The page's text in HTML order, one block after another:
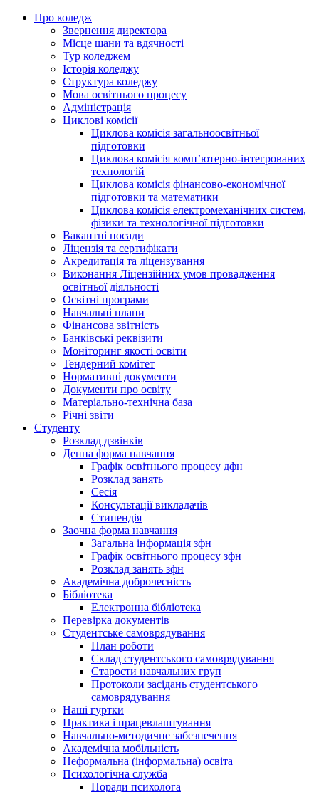
Про коледж
Звернення директора
Місце шани та вдячності
Тур коледжем
Історія коледжу
Структура коледжу
Мова освітнього процесу
Адміністрація
Циклові комісії
Циклова комісія загальноосвітньої
підготовки
Циклова комісія комп’ютерно-інтегрованих
технологій
Циклова комісія фінансово-економічної
підготовки та математики
Циклова комісія електромеханічних систем,
фізики та технологічної підготовки
Вакантні посади
Ліцензія та сертифікати
Акредитація та ліцензування
Виконання Ліцензійних умов провадження
освітньої діяльності
Освітні програми
Навчальні плани
Фінансова звітність
Банківські реквізити
Моніторинг якості освіти
Тендерний комітет
Нормативні документи
Документи про освіту
Матеріально-технічна база
Річні звіти
Студенту
Розклад дзвінків
Денна форма навчання
Графік освітнього процесу дфн
Розклад занять
Сесія
Консультації викладачів
Стипендія
Заочна форма навчання
Загальна інформація зфн
Графік освітнього процесу зфн
Розклад занять зфн
Академічна доброчесність
Бібліотека
Електронна бібліотека
Перевірка документів
Студентське самоврядування
План роботи
Склад студентського самоврядування
Старости навчальних груп
Протоколи засідань студентського
самоврядування
Наші гуртки
Практика і працевлаштування
Навчально-методичне забезпечення
Академічна мобільність
Неформальна (інформальна) освіта
Психологічна служба
Поради психолога